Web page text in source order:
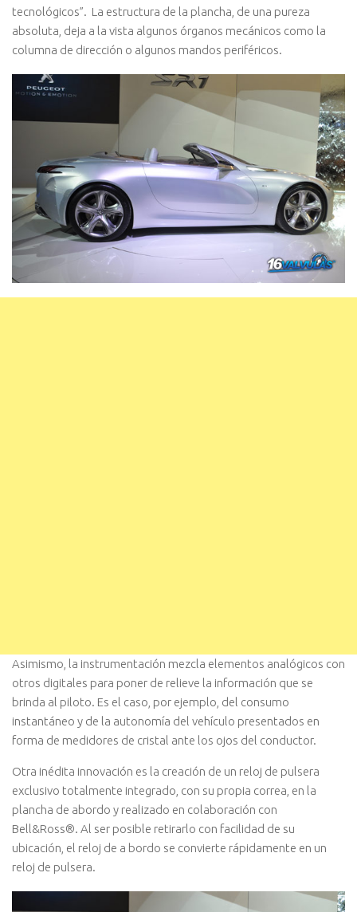
tecnológicos”. La estructura de la plancha, de una pureza
absoluta, deja a la vista algunos órganos mecánicos como la
columna de dirección o algunos mandos periféricos.
Asimismo, la instrumentación mezcla elementos analógicos con
otros digitales para poner de relieve la información que se
brinda al piloto. Es el caso, por ejemplo, del consumo
instantáneo y de la autonomía del vehículo presentados en
forma de medidores de cristal ante los ojos del conductor.
Otra inédita innovación es la creación de un reloj de pulsera
exclusivo totalmente integrado, con su propia correa, en la
plancha de abordo y realizado en colaboración con
Bell&Ross®. Al ser posible retirarlo con facilidad de su
ubicación, el reloj de a bordo se convierte rápidamente en un
reloj de pulsera.